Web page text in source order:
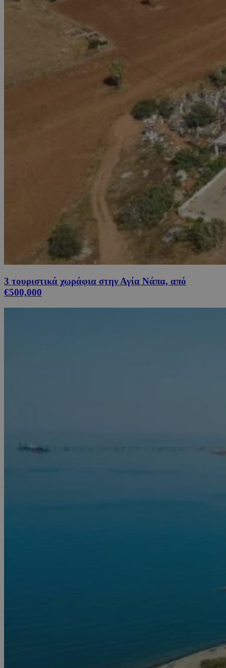
3 τουριστικά χωράφια στην Αγία Νάπα, από
€500,000